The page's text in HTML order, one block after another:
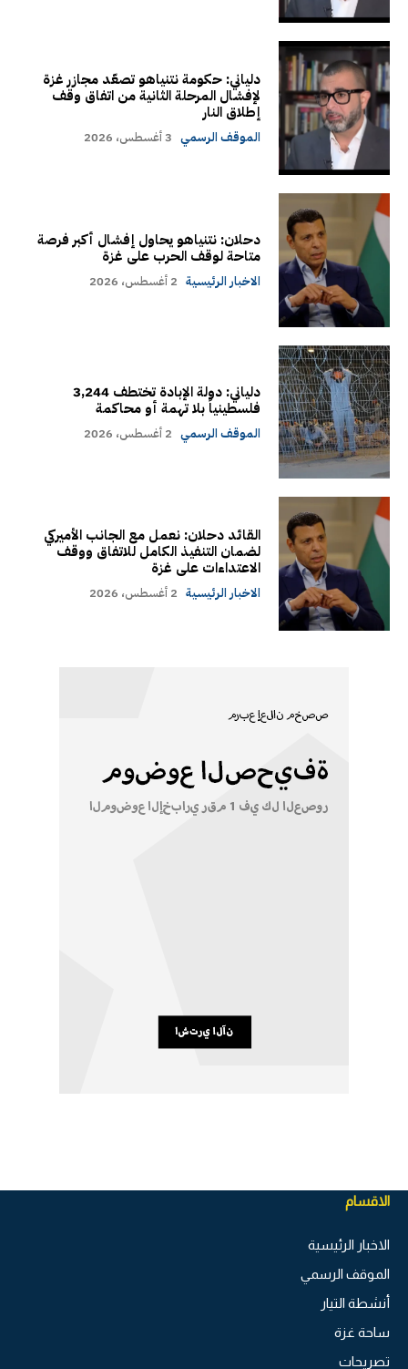
دلياني: حكومة نتنياهو تصعّد مجازر غزة
لإفشال المرحلة الثانية من اتفاق وقف
إطلاق النار
الموقف الرسمي 3 أغسطس، 2026
دحلان: نتنياهو يحاول إفشال أكبر فرصة
متاحة لوقف الحرب على غزة
الاخبار الرئيسية 2 أغسطس، 2026
دلياني: دولة الإبادة تختطف 3,244
فلسطينياً بلا تهمة أو محاكمة
الموقف الرسمي 2 أغسطس، 2026
القائد دحلان: نعمل مع الجانب الأميركي
لضمان التنفيذ الكامل للاتفاق ووقف
الاعتداءات على غزة
الاخبار الرئيسية 2 أغسطس، 2026
الاقسام
الاخبار الرئيسية
الموقف الرسمي
أنشطة التيار
ساحة غزة
تصريحات